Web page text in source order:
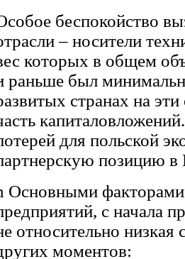
беспокойство
– носители
которых в общем
раньше был
странах на
для польской
позицию в
Основными
с начала
относительно
моментов: